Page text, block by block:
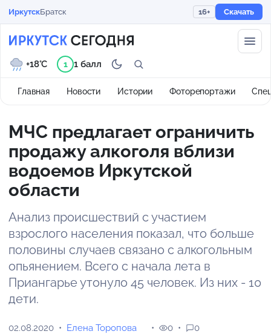
ИркутскБратск 16+ Скачать
Главная Новости Истории Фоторепортажи
+18°C 1 1 балл
МЧС предлагает ограничить
продажу алкоголя вблизи
водоемов Иркутской
области
Анализ происшествий с участием
взрослого населения показал, что больше
половины случаев связано с алкогольным
опьянением. Всего с начала лета в
Приангарье утонуло 45 человек. Из них - 10
дети.
02.08.2020 Елена Торопова 0 0